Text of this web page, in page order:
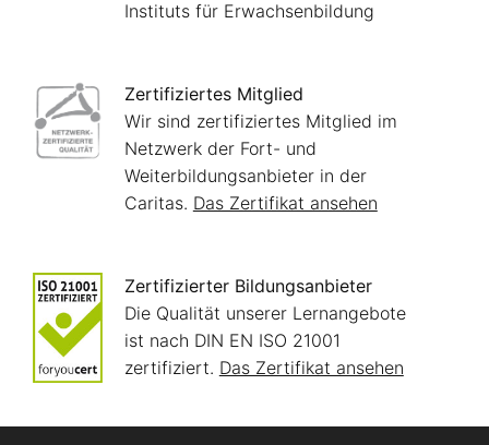
Instituts für Erwachsenbildung
Zertifiziertes Mitglied
Wir sind zertifiziertes Mitglied im
Netzwerk der Fort- und
Weiterbildungsanbieter in der
Caritas. Das Zertifikat ansehen
Zertifizierter Bildungsanbieter
Die Qualität unserer Lernangebote
ist nach DIN EN ISO 21001
zertifiziert. Das Zertifikat ansehen